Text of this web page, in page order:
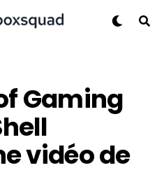
Gaming
vidéo de